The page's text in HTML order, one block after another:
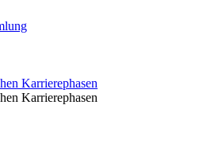
Karrierephasen
Karrierephasen